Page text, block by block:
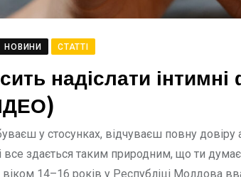
НОВИНИ СТАТТІ
надіслати
у стосунках, відчуваєш повну
все здається таким природним, що ти
віком 14–16 років у Республіці